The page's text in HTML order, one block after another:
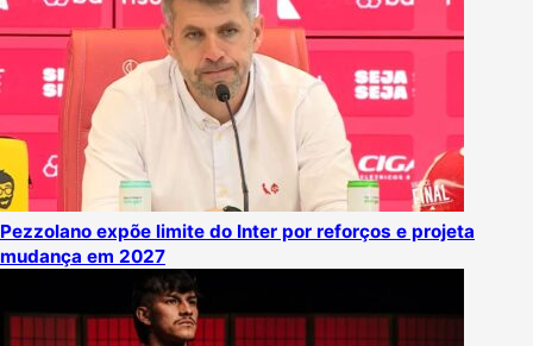
Pezzolano expõe limite do Inter por reforços e projeta
mudança em 2027